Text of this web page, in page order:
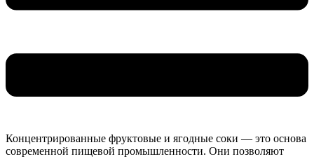
Концентрированные фруктовые и ягодные соки — это основа
современной пищевой промышленности. Они позволяют